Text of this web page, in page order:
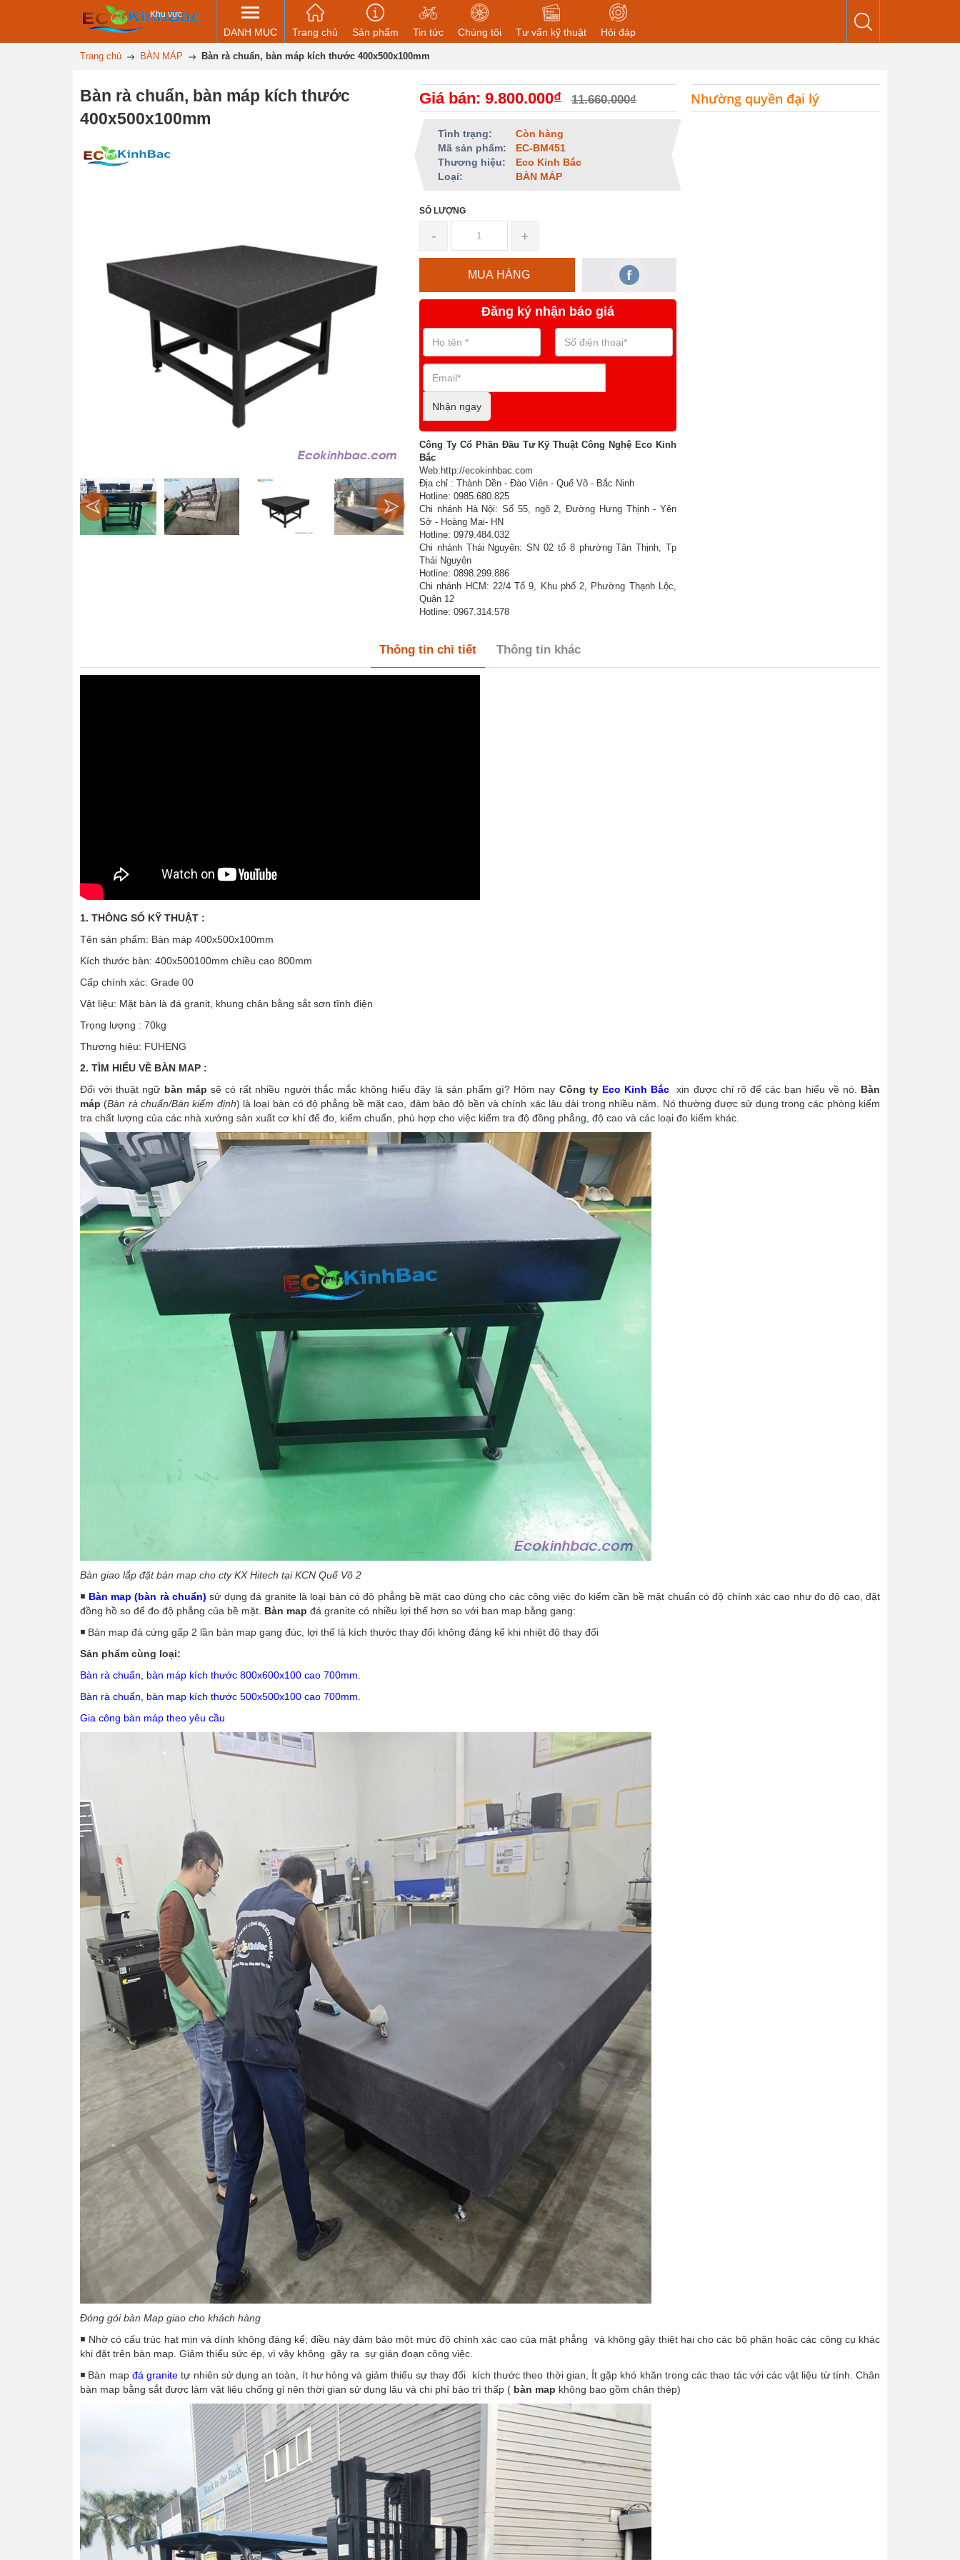
Khu vực
DANH MỤC Trang chủ Sản phẩm Tin tức Chúng tôi Tư vấn kỹ thuật Hỏi đáp
Trang chủ BÀN MÁP Bàn rà chuẩn, bàn máp kích thước 400x500x100mm
Bàn rà chuẩn, bàn máp kích thước
400x500x100mm
Giá bán: 9.800.000₫ 11.660.000₫
Tình trạng:
Còn hàng
Mã sản phẩm:
EC-BM451
Thương hiệu:
Eco Kinh Bắc
Loại:
BÀN MÁP
SỐ LƯỢNG
- +
MUA HÀNG
Đăng ký nhận báo giá
Nhận ngay
Công Ty Cổ Phần Đầu Tư Kỹ Thuật Công Nghệ Eco Kinh
Bắc
Web:http://ecokinhbac.com
Địa chỉ : Thành Dền - Đào Viên - Quế Võ - Bắc Ninh
Hotline: 0985.680.825
Chi nhánh Hà Nội: Số 55, ngõ 2, Đường Hưng Thịnh - Yên
Sở - Hoàng Mai- HN
Hotline: 0979.484.032
Chi nhánh Thái Nguyên: SN 02 tổ 8 phường Tân Thịnh, Tp
Thái Nguyên
Hotline: 0898.299.886
Chi nhánh HCM: 22/4 Tổ 9, Khu phố 2, Phường Thạnh Lộc,
Quận 12
Hotline: 0967.314.578
Nhường quyền đại lý
Thông tin chi tiết Thông tin khác
1. THÔNG SỐ KỸ THUẬT :
Tên sản phẩm: Bàn máp 400x500x100mm
Kích thước bàn: 400x500100mm chiều cao 800mm
Cấp chính xác: Grade 00
Vật liệu: Mặt bàn là đá granit, khung chân bằng sắt sơn tĩnh điện
Trọng lượng : 70kg
Thương hiệu: FUHENG
2. TÌM HIỂU VỀ BÀN MAP :
Đối với thuật ngữ bàn máp sẽ có rất nhiều người thắc mắc không hiểu đây là sản phẩm gì? Hôm nay Công ty Eco Kinh Bắc xin được chỉ rõ để các bạn hiểu về nó. Bàn
máp (Bàn rà chuẩn/Bàn kiểm định) là loại bàn có độ phẳng bề mặt cao, đảm bảo độ bền và chính xác lâu dài trong nhiều năm. Nó thường được sử dụng trong các phòng kiểm
tra chất lượng của các nhà xưởng sản xuất cơ khí để đo, kiểm chuẩn, phù hợp cho việc kiểm tra độ đồng phẳng, độ cao và các loại đo kiểm khác.
Bàn giao lắp đặt bàn map cho cty KX Hitech tại KCN Quế Võ 2
◾ Bàn map (bàn rà chuẩn)sử dụng đá granite là loại bàn có độ phẳng bề mặt cao dùng cho các công việc đo kiểm cần bề mặt chuẩn có độ chính xác cao như đo độ cao, đặt
đồng hồ so để đo độ phẳng của bề mặt. Bàn map đá granite có nhiều lợi thế hơn so với ban map bằng gang:
◾ Bàn map đá cứng gấp 2 lần bàn map gang đúc, lợi thế là kích thước thay đổi không đáng kể khi nhiệt độ thay đổi
Sản phẩm cùng loại:
Bàn rà chuẩn, bàn máp kích thước 800x600x100 cao 700mm.
Bàn rà chuẩn, bàn map kích thước 500x500x100 cao 700mm.
Gia công bàn máp theo yêu cầu
Đóng gói bàn Map giao cho khách hàng
◾ Nhờ có cấu trúc hạt mịn và dính không đáng kể; điều này đảm bảo một mức độ chính xác cao của mặt phẳng và không gây thiệt hại cho các bộ phận hoặc các công cụ khác
khi đặt trên bàn map. Giảm thiểu sức ép, vì vậy không gây ra sự gián đoạn công việc.
◾ Bàn map đá granite tự nhiên sử dụng an toàn, ít hư hỏng và giảm thiểu sự thay đổi kích thước theo thời gian, Ít gặp khó khăn trong các thao tác với các vật liệu từ tính. Chân
bàn map bằng sắt được làm vật liệu chống gỉ nên thời gian sử dụng lâu và chi phí bảo trì thấp ( bàn map không bao gồm chân thép)